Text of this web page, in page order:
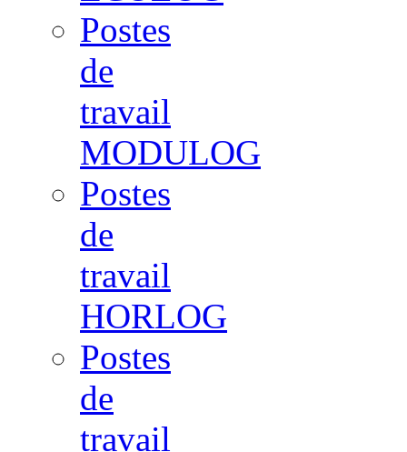
Postes
de
travail
MODULOG
Postes
de
travail
HORLOG
Postes
de
travail